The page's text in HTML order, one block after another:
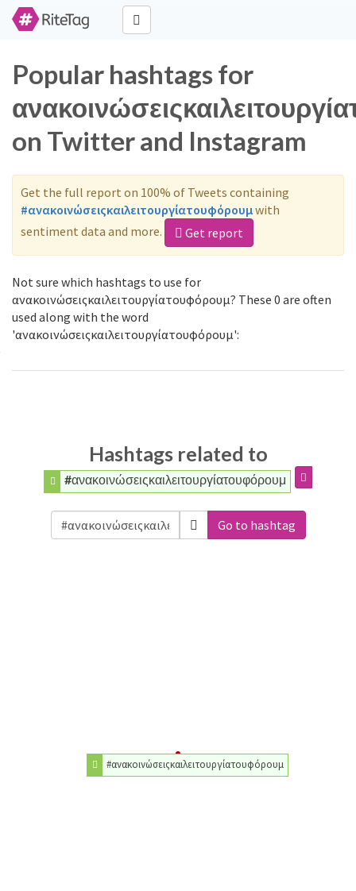
Popular hashtags for
on Twitter and Instagram
Get the full report on 100% of Tweets containing
#ανακοινώσειςκαιλειτουργίατουφόρουμwith
sentiment data and more.
Get report
Not sure which hashtags to use for
ανακοινώσειςκαιλειτουργίατουφόρουμ? These 0 are often
used along with the word
'ανακοινώσειςκαιλειτουργίατουφόρουμ':
Hashtags related to
#ανακοινώσειςκαιλειτουργίατουφόρουμ
Go to hashtag
#ανακοινώσειςκαιλειτουργίατουφόρουμ